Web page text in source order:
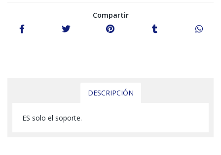
Compartir
DESCRIPCIÓN
ES solo el soporte.